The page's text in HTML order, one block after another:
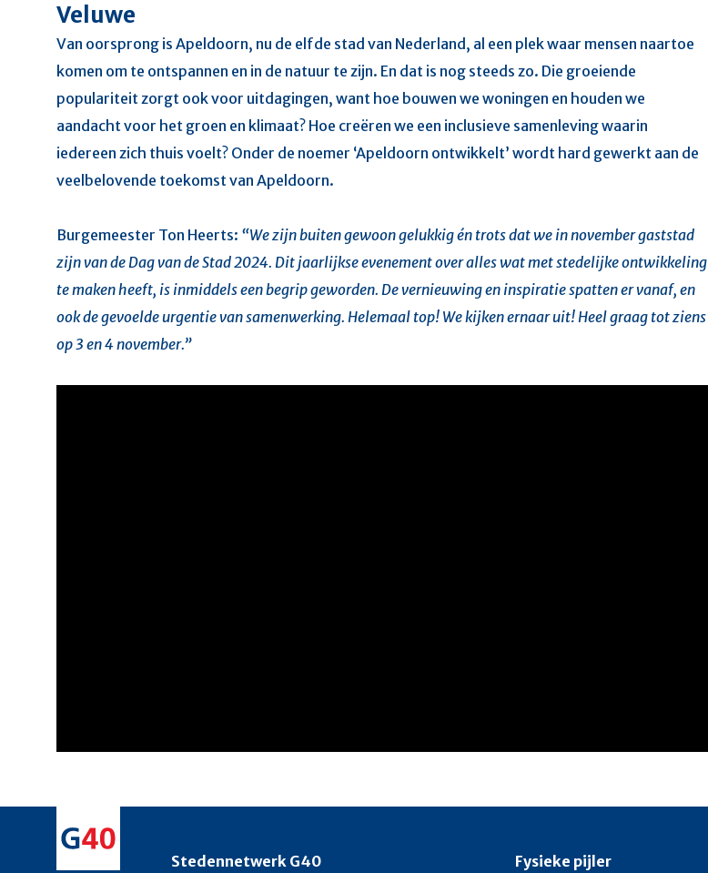
Veluwe
Van oorsprong is Apeldoorn, nu de elfde stad van Nederland, al een plek waar mensen naartoe
komen om te ontspannen en in de natuur te zijn. En dat is nog steeds zo. Die groeiende
populariteit zorgt ook voor uitdagingen, want hoe bouwen we woningen en houden we
aandacht voor het groen en klimaat? Hoe creëren we een inclusieve samenleving waarin
iedereen zich thuis voelt? Onder de noemer ‘Apeldoorn ontwikkelt’ wordt hard gewerkt aan de
veelbelovende toekomst van Apeldoorn.
Burgemeester Ton Heerts: “We zijn buiten gewoon gelukkig én trots dat we in november gaststad
zijn van de Dag van de Stad 2024. Dit jaarlijkse evenement over alles wat met stedelijke ontwikkeling
te maken heeft, is inmiddels een begrip geworden. De vernieuwing en inspiratie spatten er vanaf, en
ook de gevoelde urgentie van samenwerking. Helemaal top! We kijken ernaar uit! Heel graag tot ziens
op 3 en 4 november.”
Stedennetwerk G40 Fysieke pijler